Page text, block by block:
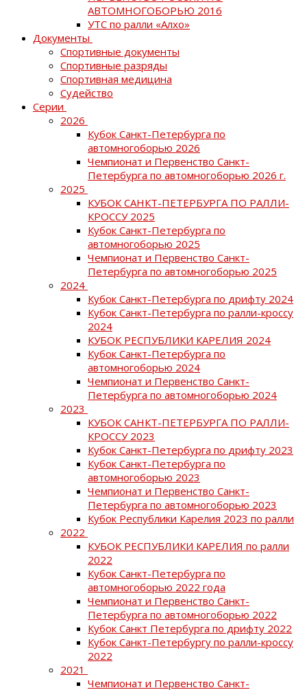
АВТОМНОГОБОРЬЮ 2016
УТС по ралли «Алхо»
Документы
Спортивные документы
Спортивные разряды
Спортивная медицина
Судейство
Серии
2026
Кубок Санкт-Петербурга по
автомногоборью 2026
Чемпионат и Первенство Санкт-
Петербурга по автомногоборью 2026 г.
2025
КУБОК САНКТ-ПЕТЕРБУРГА ПО РАЛЛИ-
КРОССУ 2025
Кубок Санкт-Петербурга по
автомногоборью 2025
Чемпионат и Первенство Санкт-
Петербурга по автомногоборью 2025
2024
Кубок Санкт-Петербурга по дрифту 2024
Кубок Санкт-Петербурга по ралли-кроссу
2024
КУБОК РЕСПУБЛИКИ КАРЕЛИЯ 2024
Кубок Санкт-Петербурга по
автомногоборью 2024
Чемпионат и Первенство Санкт-
Петербурга по автомногоборью 2024
2023
КУБОК САНКТ-ПЕТЕРБУРГА ПО РАЛЛИ-
КРОССУ 2023
Кубок Санкт-Петербурга по дрифту 2023
Кубок Санкт-Петербурга по
автомногоборью 2023
Чемпионат и Первенство Санкт-
Петербурга по автомногоборью 2023
Кубок Республики Карелия 2023 по ралли
2022
КУБОК РЕСПУБЛИКИ КАРЕЛИЯ по ралли
2022
Кубок Санкт-Петербурга по
автомногоборью 2022 года
Чемпионат и Первенство Санкт-
Петербурга по автомногоборью 2022
Кубок Санкт Петербурга по дрифту 2022
Кубок Санкт-Петербургу по ралли-кроссу
2022
2021
Чемпионат и Первенство Санкт-